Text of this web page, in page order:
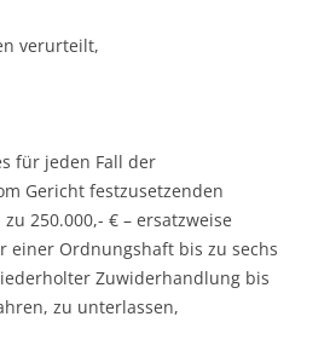
verurteilt,
für jeden Fall der
Gericht festzusetzenden
250.000,- € – ersatzweise
einer Ordnungshaft bis zu sechs
Zuwiderhandlung bis
zu unterlassen,